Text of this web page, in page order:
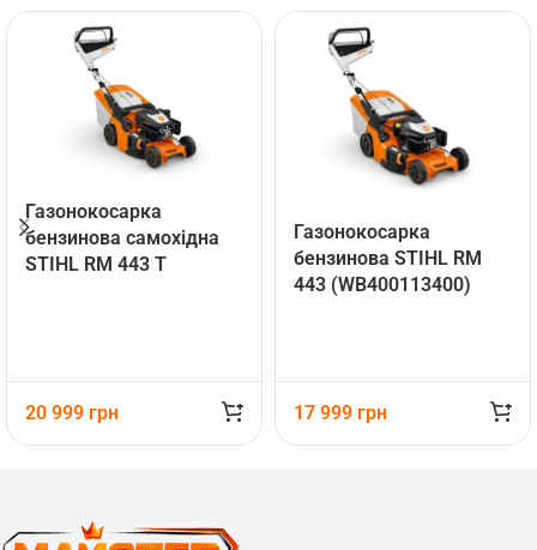
Газонокосарка
бензинова самохідна
STIHL RM 443 T
20 999 грн
Газонокосарка
бензинова STIHL RM
443 (WB400113400)
17 999 грн